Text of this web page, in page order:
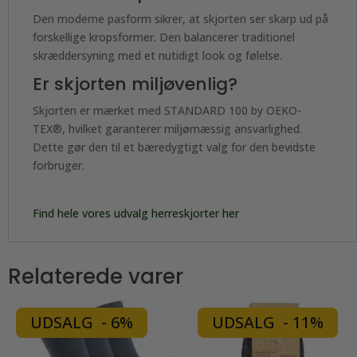
Den moderne pasform sikrer, at skjorten ser skarp ud på
forskellige kropsformer. Den balancerer traditionel
skræddersyning med et nutidigt look og følelse.
Er skjorten miljøvenlig?
Skjorten er mærket med STANDARD 100 by OEKO-
TEX®, hvilket garanterer miljømæssig ansvarlighed.
Dette gør den til et bæredygtigt valg for den bevidste
forbruger.
Find hele vores udvalg herreskjorter her
Relaterede varer
UDSALG - 6% UDSALG - 11%